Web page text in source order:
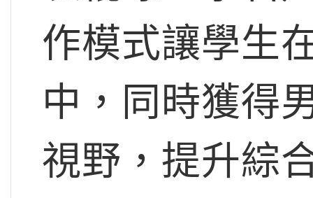
作模式讓學生
中，同時獲得
視野，提升綜